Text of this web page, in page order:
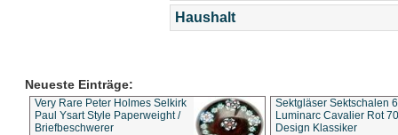
Haushalt
Neueste Einträge:
Very Rare Peter Holmes Selkirk
Paul Ysart Style Paperweight /
Briefbeschwerer
Sektgläser Sektschalen
Luminarc Cavalier Rot
Design Klassiker